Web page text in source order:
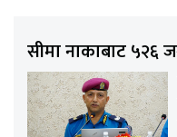
सीमा नाकाबाट ५२६